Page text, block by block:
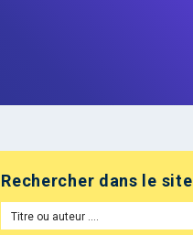
Rechercher dans le site